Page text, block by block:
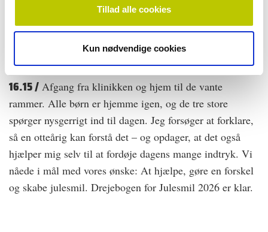
Tillad alle cookies
Kun nødvendige cookies
systemet. De har brug for mere støtte, end de
får. Derfor har vi også brugt en del tid på at tale med
dem om, hvilke muligheder de har for at få hjælp til
16.15 / Afgang fra klinikken og hjem til de vante
rammer. Alle børn er hjemme igen, og de tre store
spørger nysgerrigt ind til dagen. Jeg forsøger at forklare,
så en otteårig kan forstå det – og opdager, at det også
hjælper mig selv til at fordøje dagens mange indtryk. Vi
nåede i mål med vores ønske: At hjælpe, gøre en forskel
og skabe julesmil. Drejebogen for Julesmil 2026 er klar.